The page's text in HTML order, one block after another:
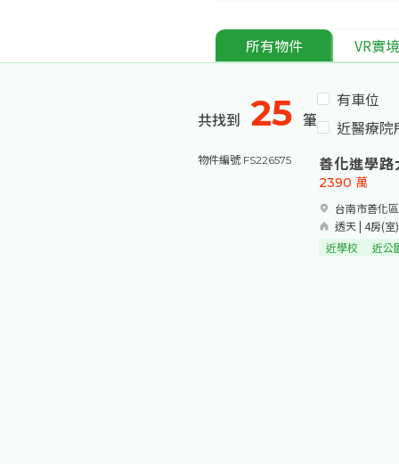
所有物件 VR實
共找到 25 筆
有車位
近醫療院
物件編號 FS226575 善化進學
台南市善化
透天 | 4房(
2390 萬
近學校 近公